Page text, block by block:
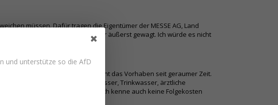
müssen. Dafür tragen die Eigentümer der MESSE AG, Land
Uppen zu schaffen, halte ich für äußerst gewagt. Ich würde es nicht
Hauptverwaltungsbeamte kennt das Vorhaben seit geraumer Zeit.
und -verteilung, Abwässer, Trinkwasser, ärztliche
etwas darüber erfahren. Ich kenne auch keine Folgekosten
der Einrichtung.
und unterstütze so die AfD